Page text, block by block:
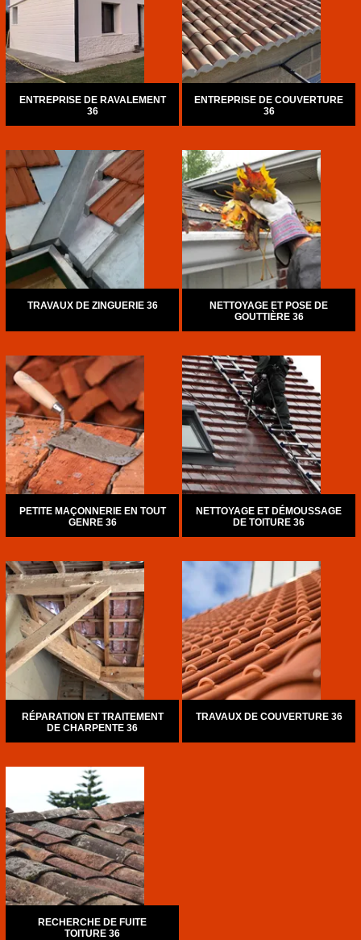
ENTREPRISE DE RAVALEMENT
36
ENTREPRISE DE COUVERTURE
36
TRAVAUX DE ZINGUERIE 36
NETTOYAGE ET POSE DE
GOUTTIÈRE 36
PETITE MAÇONNERIE EN TOUT
GENRE 36
NETTOYAGE ET DÉMOUSSAGE
DE TOITURE 36
RÉPARATION ET TRAITEMENT
DE CHARPENTE 36
TRAVAUX DE COUVERTURE 36
RECHERCHE DE FUITE
TOITURE 36